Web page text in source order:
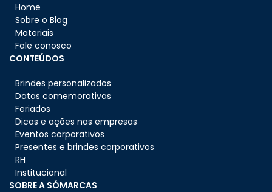
Home
Sobre o Blog
Materiais
Fale conosco
CONTEÚDOS
Brindes personalizados
Datas comemorativas
Feriados
Dicas e ações nas empresas
Eventos corporativos
Presentes e brindes corporativos
RH
Institucional
SOBRE A SÓMARCAS